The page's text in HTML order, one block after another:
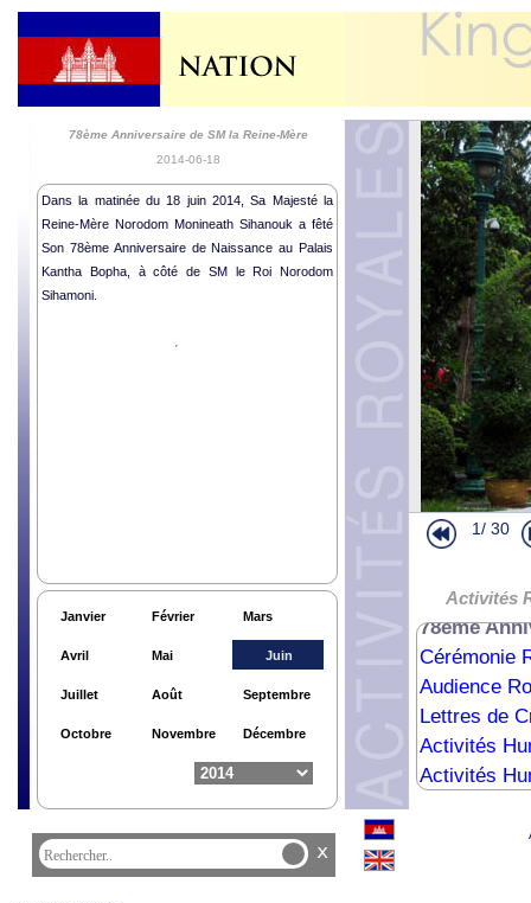
78ème Anniversaire de SM la Reine-Mère
2014-06-18
Dans la matinée du 18 juin 2014, Sa Majesté la
Reine-Mère Norodom Monineath Sihanouk a fêté
Son 78ème Anniversaire de Naissance au Palais
Kantha Bopha, à côté de SM le Roi Norodom
Sihamoni.
Janvier Février Mars
Avril Mai Juin
Juillet Août Septembre
Octobre Novembre Décembre
1/ 30
Activités
Audience
Activités
Activités
Cérémonie
Lettres de
d’Irlande
78ème
Cérémonie
Audience
Lettres de
Activités
Activités
Audience
x